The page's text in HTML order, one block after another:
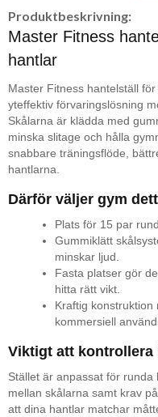
Produktbeskrivning:
Master Fitness
hantlar
Master Fitness hantelställ
yteffektiv förvaringslösning
Skålarna är klädda med
minska slitage och hålla
snabbare träningsflöde,
hantlarna.
Därför väljer gym
Plats för 15 par
Gummiklätt
minskar ljud.
Fasta platser gör
hitta rätt vikt.
Kraftig
kommersiell
Viktigt att kontrollera
Stället är anpassat för
mellan skålarna samt krav
att dina hantlar matchar